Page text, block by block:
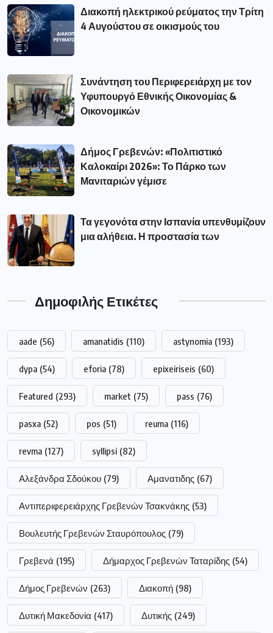
Διακοπή ηλεκτρικού ρεύματος την Τρίτη
4 Αυγούστου σε οικισμούς του
Συνάντηση του Περιφερειάρχη με τον
Υφυπουργό Εθνικής Οικονομίας &
Οικονομικών
Δήμος Γρεβενών: «Πολιτιστικό
Καλοκαίρι 2026»: Το Πάρκο των
Μανιταριών γέμισε
Τα γεγονότα στην Ισπανία υπενθυμίζουν
μια αλήθεια. Η προστασία των
Δημοφιλής Ετικέτες
aade (56) amanatidis (110) astynomia (193)
dypa (54) eforia (78) epixeiriseis (60)
Featured (293) market (75) pass (76)
pasxa (52) pos (51) reuma (116)
revma (127) syllipsi (82)
Αλεξάνδρα Σδούκου (79) Αμανατιδης (67)
Αντιπεριφερειάρχης Γρεβενών Τσακνάκης (53)
Βουλευτής Γρεβενών Σταυρόπουλος (79)
Γρεβενά (195) Δήμαρχος Γρεβενών Ταταρίδης (54)
Δήμος Γρεβενών (263) Διακοπή (98)
Δυτική Μακεδονία (417) Δυτικής (249)